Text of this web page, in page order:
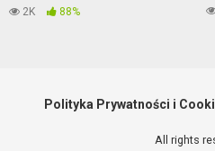
Us2K 88%
Polityka Prywatności i
All rights